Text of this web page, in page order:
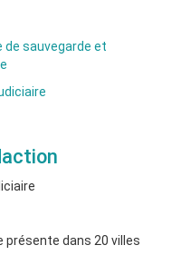
de sauvegarde et
présente dans 20 villes